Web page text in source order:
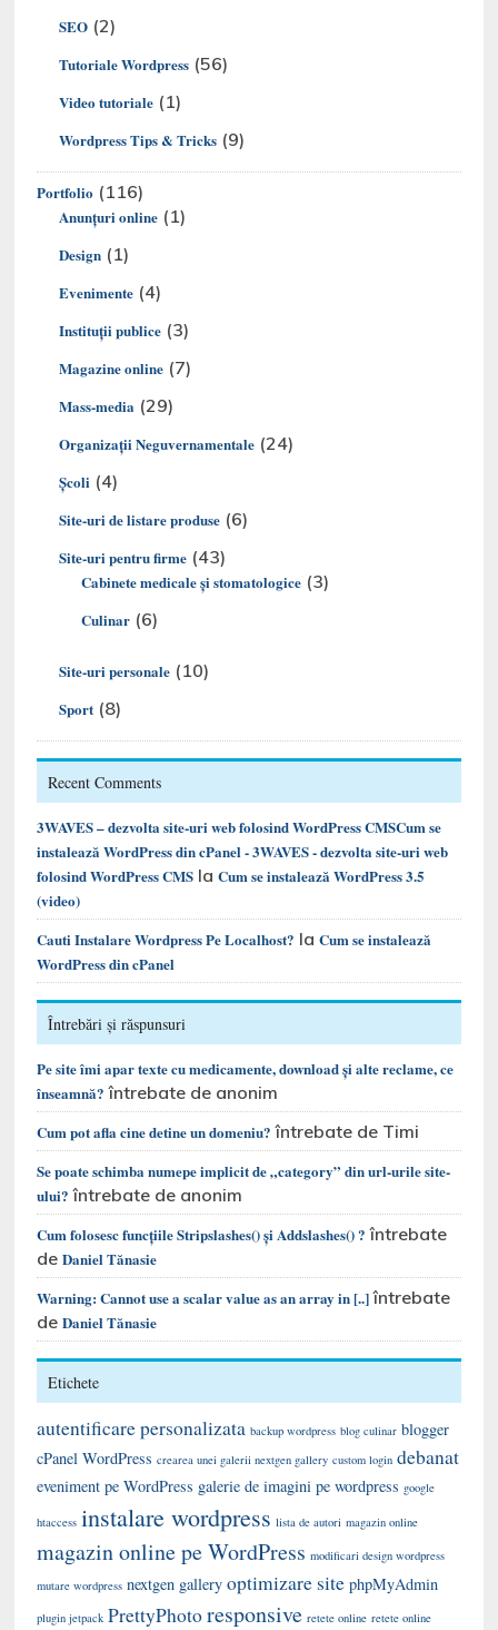
SEO (2)
Tutoriale Wordpress (56)
Video tutoriale (1)
Wordpress Tips & Tricks (9)
Portfolio (116)
Anunțuri online (1)
Design (1)
Evenimente (4)
Instituții publice (3)
Magazine online (7)
Mass-media (29)
Organizaţii Neguvernamentale (24)
Şcoli (4)
Site-uri de listare produse (6)
Site-uri pentru firme (43)
Cabinete medicale și stomatologice (3)
Culinar (6)
Site-uri personale (10)
Sport (8)
Recent Comments
3WAVES – dezvolta site-uri web folosind WordPress CMSCum se
instalează WordPress din cPanel - 3WAVES - dezvolta site-uri web
folosind WordPress CMS laCum se instalează WordPress 3.5
(video)
Cauti Instalare Wordpress Pe Localhost? laCum se instalează
WordPress din cPanel
Întrebări și răspunsuri
Pe site îmi apar texte cu medicamente, download și alte reclame, ce
înseamnă? întrebate de anonim
Cum pot afla cine detine un domeniu? întrebate de Timi
Se poate schimba numepe implicit de „category” din url-urile site-
ului? întrebate de anonim
Cum folosesc funcțiile Stripslashes() și Addslashes() ? întrebate
deDaniel Tănasie
Warning: Cannot use a scalar value as an array in [..]întrebate
deDaniel Tănasie
Etichete
autentificare personalizata backup wordpress blog culinar blogger
cPanel WordPress crearea unei galerii nextgen gallery custom login debanat
eveniment pe WordPress galerie de imagini pe wordpress google
htaccess instalare wordpress lista de autori magazin online
magazin online pe WordPress modificari design wordpress
mutare wordpress nextgen gallery optimizare site phpMyAdmin
plugin jetpack PrettyPhotoresponsive retete online retete online